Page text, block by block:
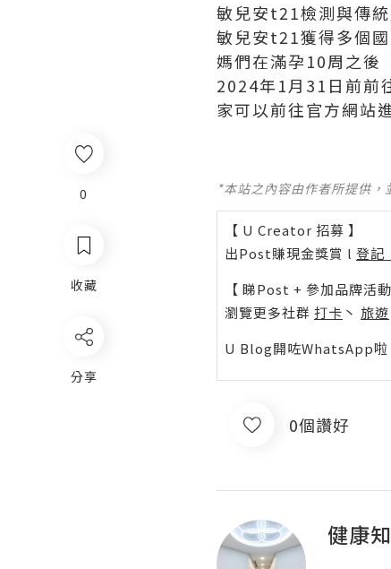
0
收藏
分享
敏兒安t21檢測與傳
敏兒安t21獲得多個
媽們在滿孕10周之後
2024年1月31日前前
家可以前往官方網站
*本站之內容由作者所提供
【 U Creator 招募 】
出Post賺現金獎賞 l 登記
【 睇Post + 參加品牌活動
瀏覽更多社群 打卡 丶 旅遊
U Blog開咗WhatsApp啦
0個讚好
健康